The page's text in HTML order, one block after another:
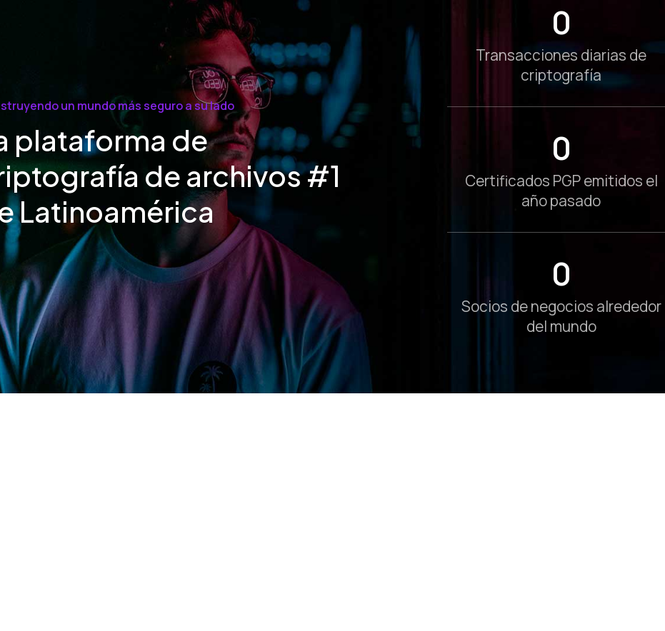
un mundo más seguro a su lado
plataforma de
de archivos #1
Latinoamérica
0
Transacciones diarias de
criptografía
0
Certificados PGP emitidos el
año pasado
0
Socios de negocios alrededor
del mundo